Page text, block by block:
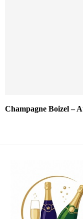
Champagne Boizel –